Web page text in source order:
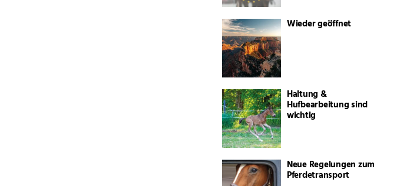
Wieder geöffnet
Haltung &
Hufbearbeitung sind
wichtig
Neue Regelungen zum
Pferdetransport